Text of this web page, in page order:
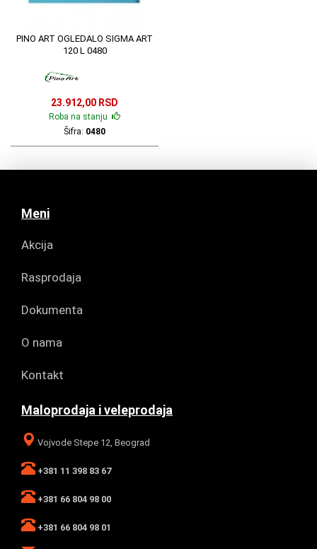
PINO ART OGLEDALO SIGMA ART
120 L 0480
23.912,00 RSD
Roba na stanju
Šifra: 0480
Meni
Akcija
Rasprodaja
Dokumenta
O nama
Kontakt
Maloprodaja i veleprodaja
Vojvode Stepe 12, Beograd
+381 11 398 83 67
+381 66 804 98 00
+381 66 804 98 01